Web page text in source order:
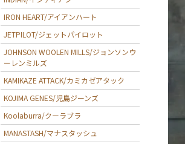
IRON HEART/アイアンハート
JETPILOT/ジェットパイロット
JOHNSON WOOLEN MILLS/ジョンソンウ
ーレンミルズ
KAMIKAZE ATTACK/カミカゼアタック
KOJIMA GENES/児島ジーンズ
Koolaburra/クーラブラ
MANASTASH/マナスタッシュ